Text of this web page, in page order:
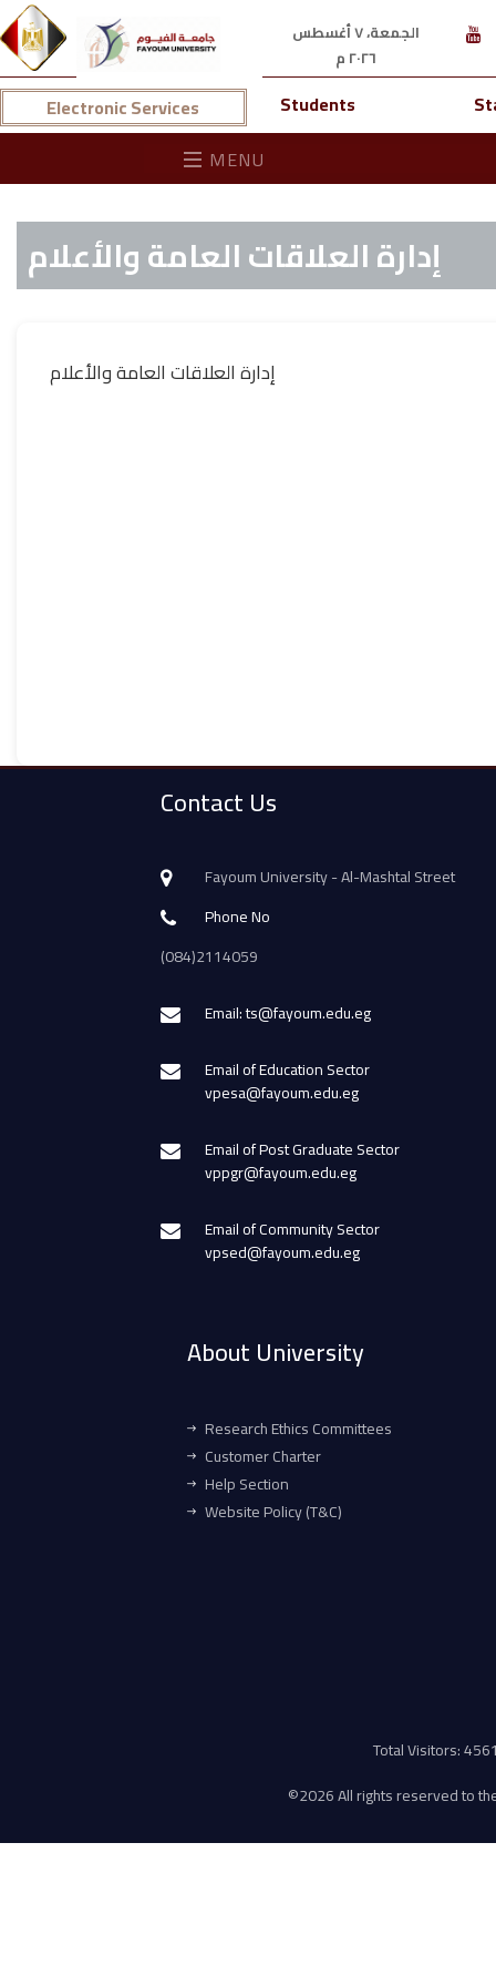
الجمعة، ٧ أغسطس
٢٠٢٦ م
Electronic Services Students
MENU
إدارة العلاقات العامة والأعلام
إدارة العلاقات العامة والأعلام
Contact Us
Fayoum University - Al-Mashtal Street
Phone No
(084)2114059
Email: ts@fayoum.edu.eg
Email of Education Sector
vpesa@fayoum.edu.eg
Email of Post Graduate Sector
vppgr@fayoum.edu.eg
Email of Community Sector
vpsed@fayoum.edu.eg
About University
Research Ethics Committees
Customer Charter
Help Section
Website Policy (T&C)
Total Visitors:
©2026 All rights reserved to